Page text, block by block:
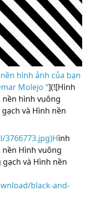
hình ảnh của bạn
Molejo “](![Hình
nền hình vuông
và Hình nền
ình
nền Hình vuông
và Hình nền
black-and-